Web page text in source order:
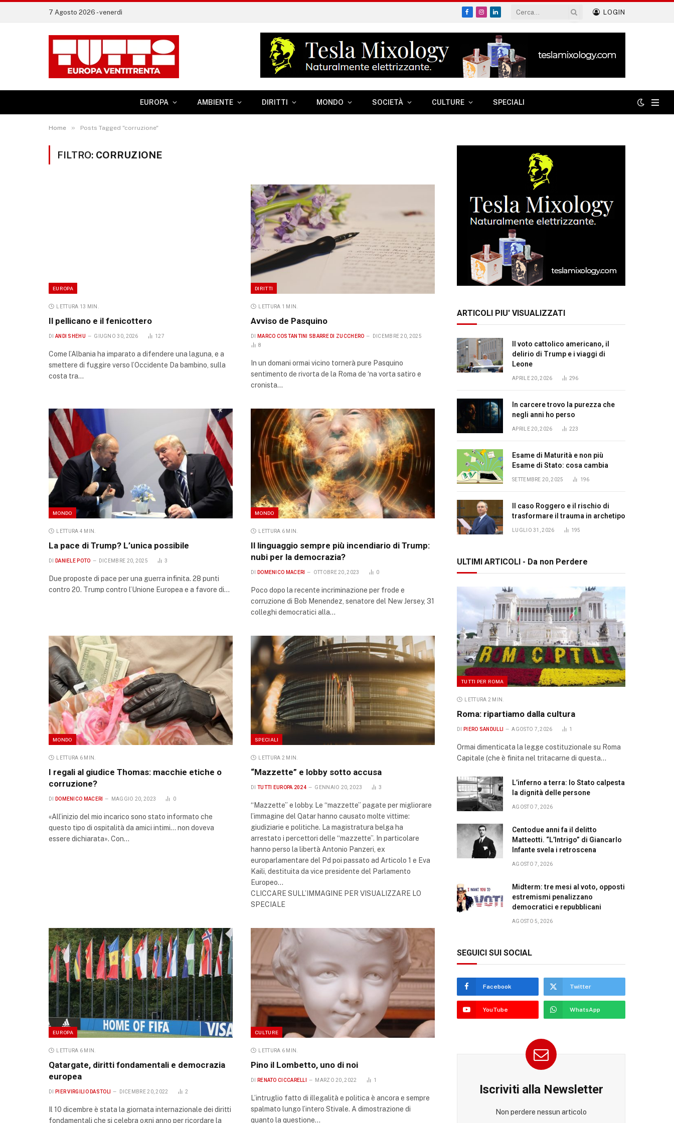
7 Agosto 2026 - venerdì
Facebook
Instagram
LinkedIn
LOGIN
EUROPA AMBIENTE DIRITTI MONDO SOCIETÀ CULTURE SPECIALI
Home » Posts Tagged "corruzione"
FILTRO: CORRUZIONE
EUROPA
LETTURA 13 MIN.
Il pellicano e il fenicottero
DI ANDI SHEHU GIUGNO 30, 2026 127
Come l’Albania ha imparato a difendere una laguna, e a
smettere di fuggire verso l’Occidente Da bambino, sulla
costa tra…
DIRITTI
LETTURA 1 MIN.
Avviso de Pasquino
DI MARCO COSTANTINI SBARRE DI ZUCCHERO
DICEMBRE 20, 2025
8
In un domani ormai vicino tornerà pure Pasquino
sentimento de rivorta de la Roma de ‘na vorta satiro e
cronista…
MONDO
LETTURA 4 MIN.
La pace di Trump? L’unica possibile
DI DANIELE POTO DICEMBRE 20, 2025 3
Due proposte di pace per una guerra infinita. 28 punti
contro 20. Trump contro l’Unione Europea e a favore di…
MONDO
LETTURA 6 MIN.
Il linguaggio sempre più incendiario di Trump:
nubi per la democrazia?
DI DOMENICO MACERI OTTOBRE 20, 2023 0
Poco dopo la recente incriminazione per frode e
corruzione di Bob Menendez, senatore del New Jersey, 31
colleghi democratici alla…
MONDO
LETTURA 6 MIN.
I regali al giudice Thomas: macchie etiche o
corruzione?
DI DOMENICO MACERI MAGGIO 20, 2023 0
«All’inizio del mio incarico sono stato informato che
questo tipo di ospitalità da amici intimi… non doveva
essere dichiarata». Con…
SPECIALI
LETTURA 2 MIN.
“Mazzette” e lobby sotto accusa
DI TUTTI EUROPA 2024 GENNAIO 20, 2023 3
“Mazzette” e lobby. Le “mazzette” pagate per migliorare
l’immagine del Qatar hanno causato molte vittime:
giudiziarie e politiche. La magistratura belga ha
arrestato i percettori delle “mazzette”. In particolare
hanno perso la libertà Antonio Panzeri, ex
europarlamentare del Pd poi passato ad Articolo 1 e Eva
Kaili, destituita da vice presidente del Parlamento
Europeo…
CLICCARE SULL’IMMAGINE PER VISUALIZZARE LO
SPECIALE
EUROPA
LETTURA 6 MIN.
Qatargate, diritti fondamentali e democrazia
europea
DI PIER VIRGILIO DASTOLI DICEMBRE 20, 2022 2
Il 10 dicembre è stata la giornata internazionale dei diritti
fondamentali che si celebra ogni anno per ricordare la
CULTURE
LETTURA 6 MIN.
Pino il Lombetto, uno di noi
DI RENATO CICCARELLI MARZO 20, 2022 1
L’intruglio fatto di illegalità e politica è ancora e sempre
spalmato lungo l’intero Stivale. A dimostrazione di
quanto la questione…
ARTICOLI PIU' VISUALIZZATI
Il voto cattolico americano, il
delirio di Trump e i viaggi di
Leone
APRILE 20, 2026 296
In carcere trovo la purezza che
negli anni ho perso
APRILE 20, 2026 223
Esame di Maturità e non più
Esame di Stato: cosa cambia
SETTEMBRE 20, 2025 196
Il caso Roggero e il rischio di
trasformare il trauma in archetipo
LUGLIO 31, 2026 195
ULTIMI ARTICOLI - Da non Perdere
TUTTI PER ROMA
LETTURA 2 MIN.
Roma: ripartiamo dalla cultura
DI PIERO SANDULLI AGOSTO 7, 2026 1
Ormai dimenticata la legge costituzionale su Roma
Capitale (che è finita nel tritacarne di questa…
L’inferno a terra: lo Stato calpesta
la dignità delle persone
AGOSTO 7, 2026
Centodue anni fa il delitto
Matteotti. “L’Intrigo” di Giancarlo
Infante svela i retroscena
AGOSTO 7, 2026
Midterm: tre mesi al voto, opposti
estremismi penalizzano
democratici e repubblicani
AGOSTO 5, 2026
SEGUICI SUI SOCIAL
Facebook Twitter
YouTube WhatsApp
Iscriviti alla Newsletter
Non perdere nessun articolo